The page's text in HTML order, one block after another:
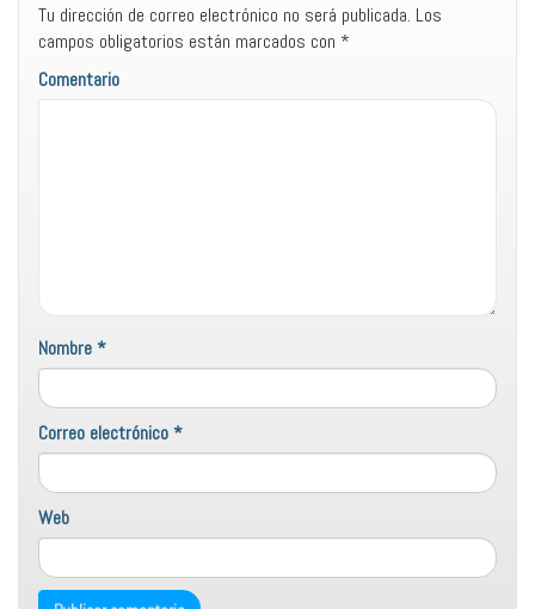
Tu dirección de correo electrónico no será publicada. Los
campos obligatorios están marcados con *
Comentario
Nombre*
Correo electrónico*
Web